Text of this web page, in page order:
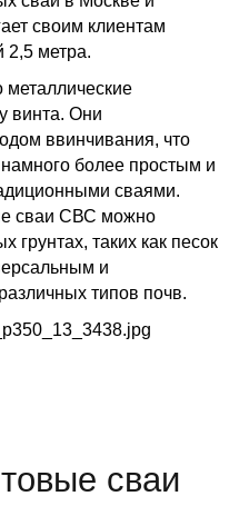
своим клиентам
2,5 метра.
винта. Они
ввинчивания, что
намного более простым и
сваями.
сваи СВС можно
грунтах, таких как песок
и
типов почв.
сваи